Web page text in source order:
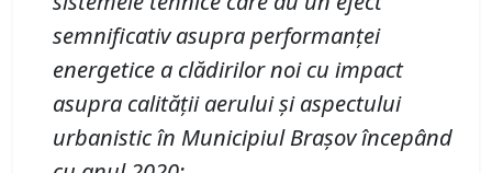
semnificativ asupra performanței
energetice a clădirilor noi cu impact
asupra calității aerului și aspectului
urbanistic în Municipiul Brașov începând